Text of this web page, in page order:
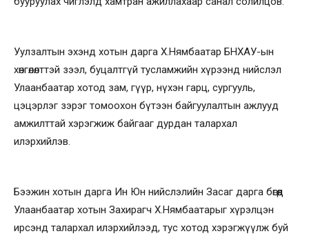
Уулзалтын эхэнд хотын дарга Х.Нямбаатар БНХАУ-ын
хөнгөлөлттэй зээл, буцалтгүй тусламжийн хүрээнд нийслэл
Улаанбаатар хотод зам, гүүр, нүхэн гарц, сургууль,
цэцэрлэг зэрэг томоохон бүтээн байгуулалтын ажлууд
амжилттай хэрэгжиж байгааг дурдан талархал
илэрхийлэв.
Бээжин хотын дарга Ин Юн нийслэлийн Засаг дарга бөгөөд
Улаанбаатар хотын Захирагч Х.Нямбаатарыг хүрэлцэн
ирсэнд талархал илэрхийлээд, тус хотод хэрэгжүүлж буй